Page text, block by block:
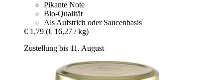
Pikante Note
Bio-Qualität
Als Aufstrich oder Saucenbasis
€ 1,79 (€ 16,27 / kg)
Zustellung bis 11. August